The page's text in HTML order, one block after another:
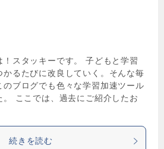
スタッキーです。 子どもと学習
かるたびに改良していく。そんな毎
のブログでも色々な学習加速ツール
。 ここでは、過去にご紹介したお
続きを読む